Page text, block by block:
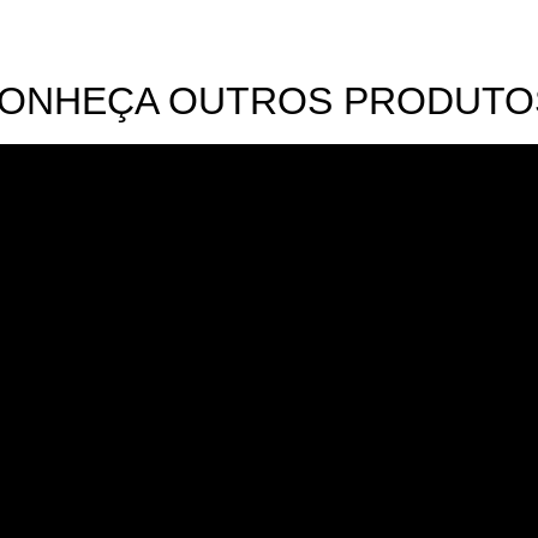
OUTROS